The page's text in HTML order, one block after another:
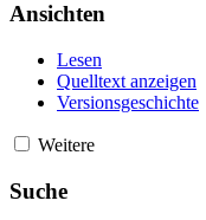
Ansichten
Lesen
Quelltext anzeigen
Versionsgeschichte
Weitere
Suche